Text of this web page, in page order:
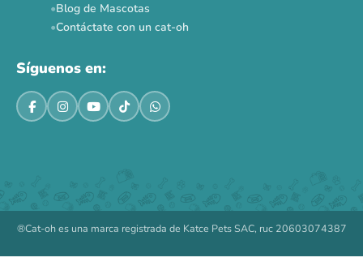
Blog de Mascotas
Contáctate con un cat-oh
Síguenos en:
®Cat-oh es una marca registrada de Katce Pets SAC, ruc 20603074387